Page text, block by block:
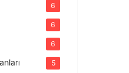
6
6
6
5